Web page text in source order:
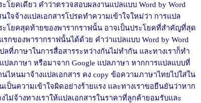
ยคเดียว คำว่าตรวจสอบผลงานแปลแบบ Word by Word
ใจจ้างแปลเอกสารโปรดทำความเข้าใจใหม่ว่า การแปล
ะโยคสุดท้ายของพารากราฟนั้น อาจเป็นประโยคที่สำคัญที่สุด
กของพารากราฟนั้นได้ด้วย คำว่าแปลแบบ Word by Word
ที่ภาษาในการสื่อสารระหว่างกันไม่ทำกัน และทางเราก็ทำ
ลภาษา หรือมาจาก Google แปลภาษา หากการแปลแบบที่
ไหนมาจ้างแปลเอกสาร คง copy ข้อความภาษาไทยไปใส่ใน
ป็นความเข้าใจผิดอย่างร้ายแรง และทางเราขอยืนยันว่าหาก
ม่จ้างทางเราให้แปลเอกสารในราคาที่ลูกค้ายอมรับและ